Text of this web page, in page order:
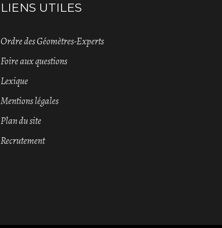
LIENS UTILES
Ordre des Géomètres-Experts
Foire aux questions
Lexique
Mentions légales
Plan du site
Recrutement